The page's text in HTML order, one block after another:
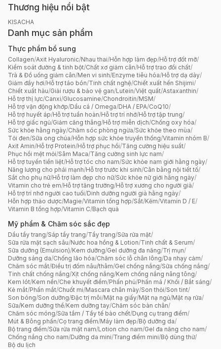
Thương hiệu nổi bật
KISACHA
Danh mục sản phẩm
Thực phẩm bổ sung
Collagen/Axit Hyaluronic/Nhau thai/Hỗn hợp làm đẹp/Hỗ trợ đốt mỡ/
Kiểm soát đường & tinh bột/Chất xơ giảm cân/Hỗ trợ trao đổi chất/
Trà & Đồ uống giảm cân/Men vi sinh/Enzyme tiêu hóa/Hỗ trợ dạ dày/
Giảm đầy hơi/Hỗ trợ táo bón/Tinh chất nghệ/Chiết xuất hến Shijimi/
Chiết xuất hàu/Giải rượu & bảo vệ gan/Lutein/Việt quất/Astaxanthin/
Hỗ trợ thị lực/Canxi/Glucosamine/Chondroitin/MSM/
Hỗ trợ vận động khớp/Dầu cá / Omega/DHA / EPA/CoQ10/
Hỗ trợ huyết áp/Hỗ trợ tuần hoàn/Hỗ trợ trí nhớ/Hỗ trợ tập trung/
Hỗ trợ giấc ngủ/Giảm căng thẳng/Hỗ trợ miễn dịch/Chống oxy hóa/
Sức khỏe hằng ngày/Chăm sóc phòng ngừa/Sức khỏe theo mùa/
Tỏi đen/Sữa ong chúa/Hỗn hợp sức khỏe truyền thống/Vitamin nhóm B/
Axit Amin/Hỗ trợ Protein/Hỗ trợ phục hồi/Tăng cường hiệu suất/
Phục hồi mệt mỏi/Sâm Maca/Tăng cường sinh lực nam/
Hỗ trợ tuyến tiền liệt/Hỗ trợ tóc cho nam/Sức khỏe nam giới hằng ngày/
Năng lượng cho phái mạnh/Hỗ trợ trước khi sinh/Cân bằng nội tiết tố/
Sắt cho phụ nữ/Hỗ trợ làm đẹp cho nữ/Sức khỏe nữ giới hằng ngày/
Vitamin cho trẻ em/Hỗ trợ tăng trưởng/Hỗ trợ xương cho người già/
Hỗ trợ trí nhớ người cao tuổi/Dinh dưỡng người già hằng ngày/
Hỗn hợp thảo dược/Magie/Vitamin tổng hợp/Sắt/Kẽm/Vitamin D / E/
Vitamin B tổng hợp/Vitamin C/Bạch quả
Mỹ phẩm & Chăm sóc sắc đẹp
Dầu tẩy trang/Sáp tẩy trang/Tẩy trang/Sữa rửa mặt/
Sữa rửa mặt sạch sâu/Nước hoa hồng & Lotion/Tinh chất & Serum/
Sữa dưỡng (Emulsion)/Kem dưỡng/Gel dưỡng đa năng/Trị mụn/
Dưỡng sáng da/Chống lão hóa/Chăm sóc lỗ chân lông/Da nhạy cảm/
Chăm sóc mắt/Điều trị đốm nâu/thâm/Gel chống nắng/Sữa chống nắng/
Tinh chất chống nắng/Xịt chống nắng/Kem chống nắng nâng tông/
Kem lót/Kem nền/Che khuyết điểm/Phấn phủ/Phấn má / Khối / Bắt sáng/
Kẻ mắt/Phấn mắt/Chuốt mi/Mascara chân mày/Son thỏi/Son tint/
Son bóng/Son dưỡng/Đặc trị môi/Mặt nạ giấy/Mặt nạ ngủ/Mặt nạ rửa/
Sữa/Kem dưỡng thể/Kem dưỡng tay/Chăm sóc bàn chân/
Chăm sóc móng/Sữa tắm / Tẩy tế bào chết/Dụng cụ trang điểm/
Mút & Bông phấn/Cọ trang điểm/Máy làm đẹp/Bộ dưỡng da/
Bộ trang điểm/Sữa rửa mặt nam/Lotion cho nam/Gel đa năng cho nam/
Chống nắng cho nam/Dưỡng da mini/Trang điểm mini/Bộ dùng thử/
Bộ du lịch